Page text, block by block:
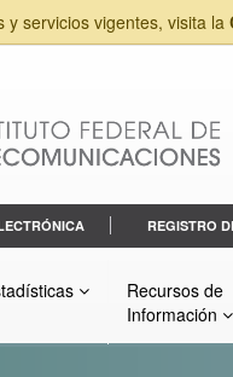
servicios vigentes, visita la
REGISTRO
Recursos de
Información